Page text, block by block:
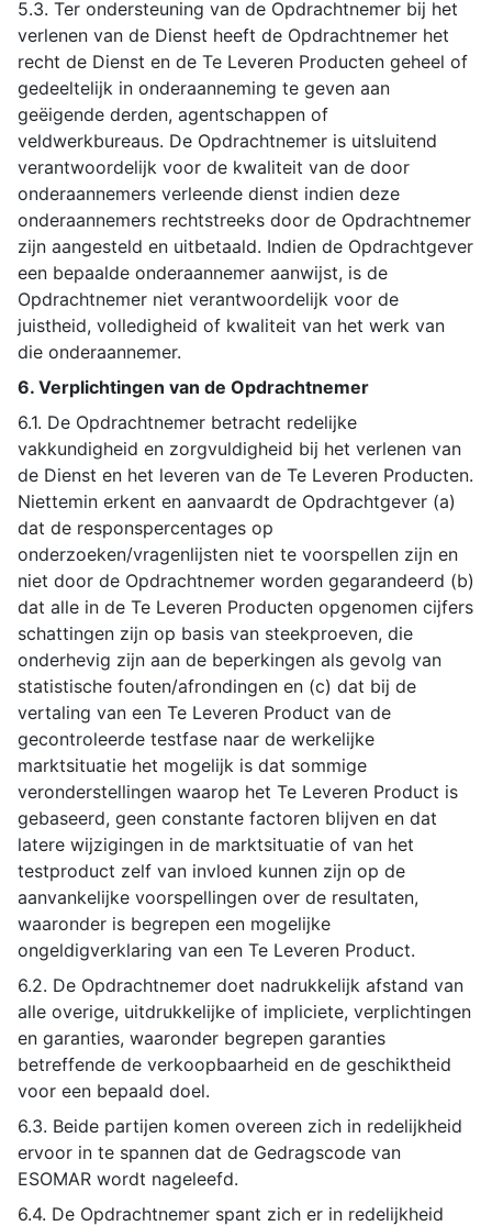
5.3. Ter ondersteuning van de Opdrachtnemer bij het
verlenen van de Dienst heeft de Opdrachtnemer het
recht de Dienst en de Te Leveren Producten geheel of
gedeeltelijk in onderaanneming te geven aan
geëigende derden, agentschappen of
veldwerkbureaus. De Opdrachtnemer is uitsluitend
verantwoordelijk voor de kwaliteit van de door
onderaannemers verleende dienst indien deze
onderaannemers rechtstreeks door de Opdrachtnemer
zijn aangesteld en uitbetaald. Indien de Opdrachtgever
een bepaalde onderaannemer aanwijst, is de
Opdrachtnemer niet verantwoordelijk voor de
juistheid, volledigheid of kwaliteit van het werk van
die onderaannemer.
6. Verplichtingen van de Opdrachtnemer
6.1. De Opdrachtnemer betracht redelijke
vakkundigheid en zorgvuldigheid bij het verlenen van
de Dienst en het leveren van de Te Leveren Producten.
Niettemin erkent en aanvaardt de Opdrachtgever (a)
dat de responspercentages op
onderzoeken/vragenlijsten niet te voorspellen zijn en
niet door de Opdrachtnemer worden gegarandeerd (b)
dat alle in de Te Leveren Producten opgenomen cijfers
schattingen zijn op basis van steekproeven, die
onderhevig zijn aan de beperkingen als gevolg van
statistische fouten/afrondingen en (c) dat bij de
vertaling van een Te Leveren Product van de
gecontroleerde testfase naar de werkelijke
marktsituatie het mogelijk is dat sommige
veronderstellingen waarop het Te Leveren Product is
gebaseerd, geen constante factoren blijven en dat
latere wijzigingen in de marktsituatie of van het
testproduct zelf van invloed kunnen zijn op de
aanvankelijke voorspellingen over de resultaten,
waaronder is begrepen een mogelijke
ongeldigverklaring van een Te Leveren Product.
6.2. De Opdrachtnemer doet nadrukkelijk afstand van
alle overige, uitdrukkelijke of impliciete, verplichtingen
en garanties, waaronder begrepen garanties
betreffende de verkoopbaarheid en de geschiktheid
voor een bepaald doel.
6.3. Beide partijen komen overeen zich in redelijkheid
ervoor in te spannen dat de Gedragscode van
ESOMAR wordt nageleefd.
6.4. De Opdrachtnemer spant zich er in redelijkheid